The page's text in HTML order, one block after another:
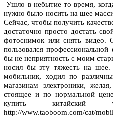
Ушло в небытие то время,
нужно было носить на шее
Сейчас, чтобы получить
достаточно просто достать
фотоснимок или снять видео.
пользовался
бы не неприятность с моим
носил бы эту тяжесть на
мобильник, ходил по
магазинам электроники,
стоящее и по нормальной
купить китайский
http://www.taoboom.com/cat/